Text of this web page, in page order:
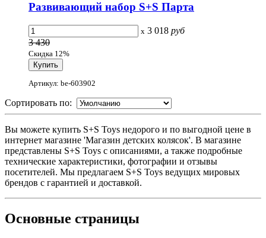
Развивающий набор S+S Парта
x 3 018 руб
3 430
Скидка 12%
Артикул: be-603902
Сортировать по:
Вы можете купить S+S Toys недорого и по выгодной цене в
интернет магазине 'Магазин детских колясок'. В магазине
представлены S+S Toys с описаниями, а также подробные
технические характеристики, фотографии и отзывы
посетителей. Мы предлагаем S+S Toys ведущих мировых
брендов с гарантией и доставкой.
Основные страницы